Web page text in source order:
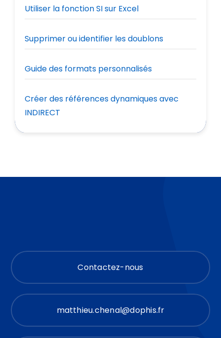
Utiliser la fonction SI sur Excel
Supprimer ou identifier les doublons
Guide des formats personnalisés
Créer des références dynamiques avec
INDIRECT
Contactez-nous
matthieu.chenal@dophis.fr